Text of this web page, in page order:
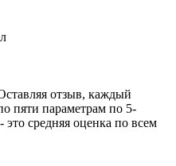
отзыв, каждый
пяти параметрам по 5-
средняя оценка по всем